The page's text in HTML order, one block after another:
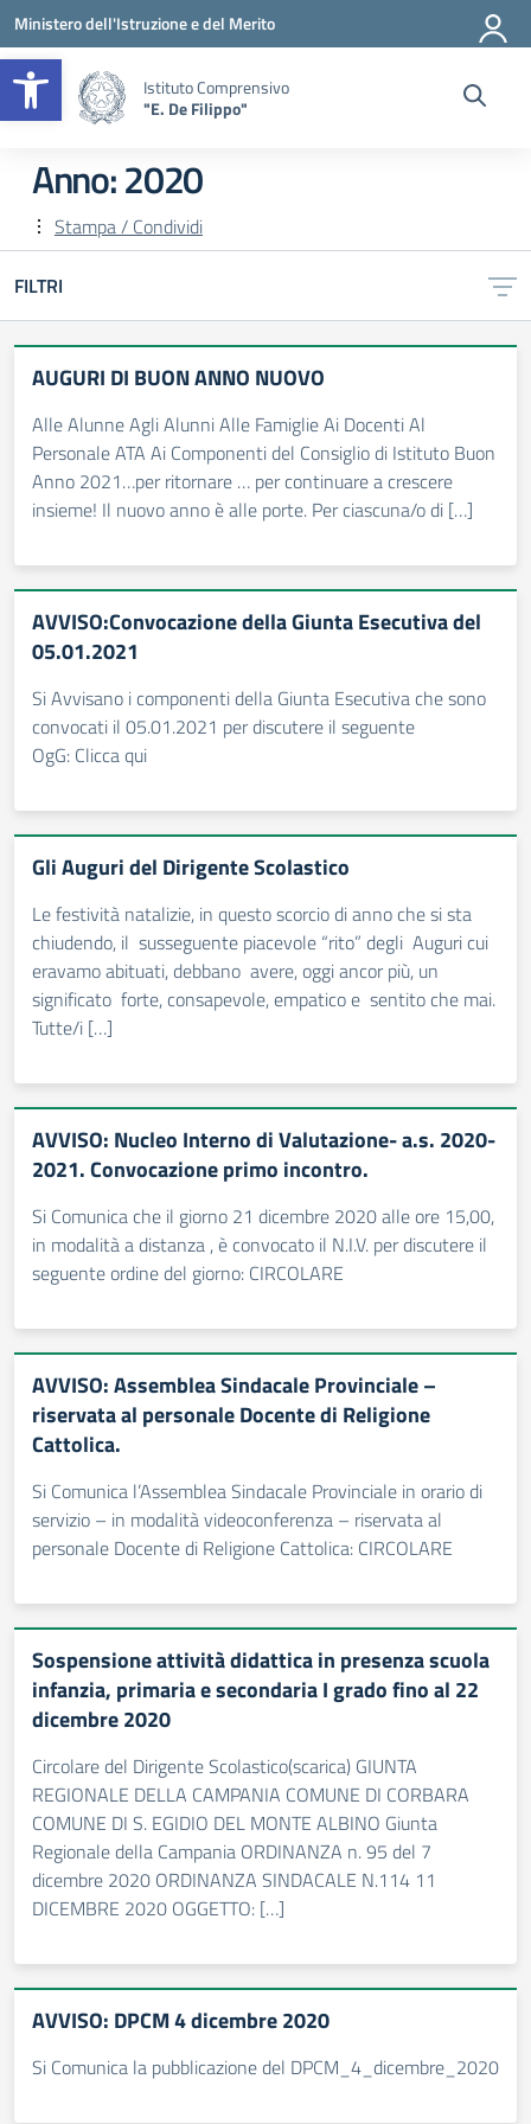
Apri la barra degli strumenti
Vai ai contenuti
Vai al menu di navigazione
Vai al footer
Ministero dell'Istruzione e del Merito
Istituto Comprensivo
"E. De Filippo"
Anno:2020
Stampa / Condividi
FILTRI
AUGURI DI BUON ANNO NUOVO
Alle Alunne Agli Alunni Alle Famiglie Ai Docenti Al
Personale ATA Ai Componenti del Consiglio di Istituto Buon
Anno 2021…per ritornare … per continuare a crescere
insieme! Il nuovo anno è alle porte. Per ciascuna/o di […]
AVVISO:Convocazione della Giunta Esecutiva del
05.01.2021
Si Avvisano i componenti della Giunta Esecutiva che sono
convocati il 05.01.2021 per discutere il seguente
OgG: Clicca qui
Gli Auguri del Dirigente Scolastico
Le festività natalizie, in questo scorcio di anno che si sta
chiudendo, il susseguente piacevole “rito” degli Auguri cui
eravamo abituati, debbano avere, oggi ancor più, un
significato forte, consapevole, empatico e sentito che mai.
Tutte/i […]
AVVISO: Nucleo Interno di Valutazione- a.s. 2020-
2021. Convocazione primo incontro.
Si Comunica che il giorno 21 dicembre 2020 alle ore 15,00,
in modalità a distanza , è convocato il N.I.V. per discutere il
seguente ordine del giorno: CIRCOLARE
AVVISO: Assemblea Sindacale Provinciale –
riservata al personale Docente di Religione
Cattolica.
Si Comunica l’Assemblea Sindacale Provinciale in orario di
servizio – in modalità videoconferenza – riservata al
personale Docente di Religione Cattolica: CIRCOLARE
Sospensione attività didattica in presenza scuola
infanzia, primaria e secondaria I grado fino al 22
dicembre 2020
Circolare del Dirigente Scolastico(scarica) GIUNTA
REGIONALE DELLA CAMPANIA COMUNE DI CORBARA
COMUNE DI S. EGIDIO DEL MONTE ALBINO Giunta
Regionale della Campania ORDINANZA n. 95 del 7
dicembre 2020 ORDINANZA SINDACALE N.114 11
DICEMBRE 2020 OGGETTO: […]
AVVISO: DPCM 4 dicembre 2020
Si Comunica la pubblicazione del DPCM_4_dicembre_2020